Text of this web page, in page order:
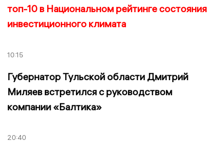
топ-10 в Национальном рейтинге состояния
инвестиционного климата
10:15
Губернатор Тульской области Дмитрий
Миляев встретился с руководством
компании «Балтика»
20:40